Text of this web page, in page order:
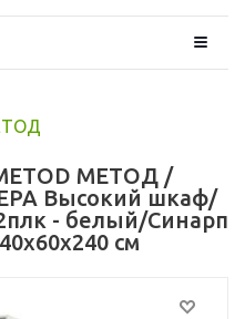
МЕТОД /
Высокий шкаф/
- белый/Синарп
см